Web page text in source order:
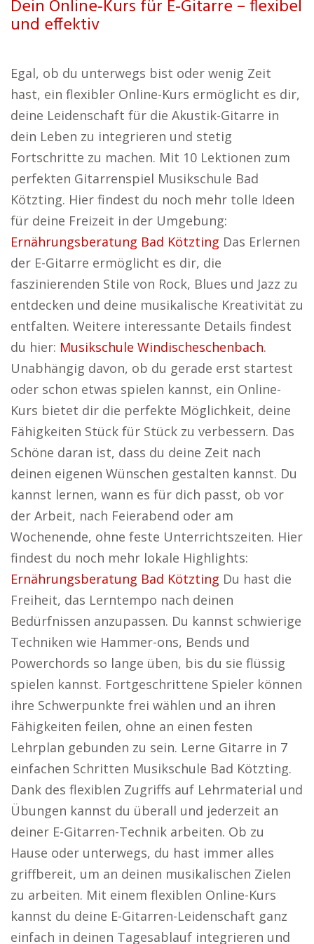
Dein Online-Kurs für E-Gitarre – flexibel
und effektiv
Egal, ob du unterwegs bist oder wenig Zeit
hast, ein flexibler Online-Kurs ermöglicht es dir,
deine Leidenschaft für die Akustik-Gitarre in
dein Leben zu integrieren und stetig
Fortschritte zu machen. Mit 10 Lektionen zum
perfekten Gitarrenspiel Musikschule Bad
Kötzting. Hier findest du noch mehr tolle Ideen
für deine Freizeit in der Umgebung:
Ernährungsberatung Bad Kötzting Das Erlernen
der E-Gitarre ermöglicht es dir, die
faszinierenden Stile von Rock, Blues und Jazz zu
entdecken und deine musikalische Kreativität zu
entfalten. Weitere interessante Details findest
du hier: Musikschule Windischeschenbach.
Unabhängig davon, ob du gerade erst startest
oder schon etwas spielen kannst, ein Online-
Kurs bietet dir die perfekte Möglichkeit, deine
Fähigkeiten Stück für Stück zu verbessern. Das
Schöne daran ist, dass du deine Zeit nach
deinen eigenen Wünschen gestalten kannst. Du
kannst lernen, wann es für dich passt, ob vor
der Arbeit, nach Feierabend oder am
Wochenende, ohne feste Unterrichtszeiten. Hier
findest du noch mehr lokale Highlights:
Ernährungsberatung Bad Kötzting Du hast die
Freiheit, das Lerntempo nach deinen
Bedürfnissen anzupassen. Du kannst schwierige
Techniken wie Hammer-ons, Bends und
Powerchords so lange üben, bis du sie flüssig
spielen kannst. Fortgeschrittene Spieler können
ihre Schwerpunkte frei wählen und an ihren
Fähigkeiten feilen, ohne an einen festen
Lehrplan gebunden zu sein. Lerne Gitarre in 7
einfachen Schritten Musikschule Bad Kötzting.
Dank des flexiblen Zugriffs auf Lehrmaterial und
Übungen kannst du überall und jederzeit an
deiner E-Gitarren-Technik arbeiten. Ob zu
Hause oder unterwegs, du hast immer alles
griffbereit, um an deinen musikalischen Zielen
zu arbeiten. Mit einem flexiblen Online-Kurs
kannst du deine E-Gitarren-Leidenschaft ganz
einfach in deinen Tagesablauf integrieren und